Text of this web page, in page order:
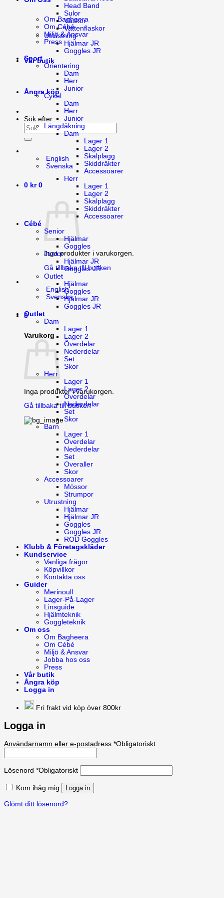
Om Bagheera
Om Cébé
Miljö & Ansvar
Press
Vår butik
Ångra köp
Sök efter:
English
Svenska
0 kr 0
Inga produkter i varukorgen.
Gå tillbaka till butiken
English
Svenska
0
Varukorg
Inga produkter i varukorgen.
Gå tillbaka till butiken
Head Band
Sulor
Väskor
Vattenflaskor
Utrustning
Hjälmar JR
Goggles JR
Sport
Orientering
Dam
Herr
Junior
Cykel
Dam
Herr
Junior
Längdåkning
Dam
Lager 1
Lager 2
Skalplagg
Skiddräkter
Accessoarer
Herr
Lager 1
Lager 2
Skalplagg
Skiddräkter
Accessoarer
Cébé
Senior
Hjälmar
Goggles
Junior
Hjälmar JR
Goggles JR
Outlet
Hjälmar
Goggles
Hjälmar JR
Goggles JR
Outlet
Dam
Lager 1
Lager 2
Överdelar
Nederdelar
Set
Skor
Herr
Lager 1
Lager 2
Överdelar
Nederdelar
Set
Skor
Barn
Lager 1
Överdelar
Nederdelar
Set
Overaller
Skor
Accessoarer
Mössor
Strumpor
Utrustning
Hjälmar
Hjälmar JR
Goggles
Goggles JR
ROD Goggles
Klubb & Företagskläder
Kundservice
Vanliga frågor
Köpvillkor
Kontakta oss
Guider
Merinoull
Lager-På-Lager
Linsguide
Hjälmteknik
Goggleteknik
Om oss
Om Bagheera
Om Cébé
Miljö & Ansvar
Jobba hos oss
Press
Vår butik
Ångra köp
Logga in
Fri frakt vid köp över 800kr
Logga in
Användarnamn eller e-postadress *Obligatoriskt
Lösenord *Obligatoriskt
Kom ihåg mig Logga in
Glömt ditt lösenord?